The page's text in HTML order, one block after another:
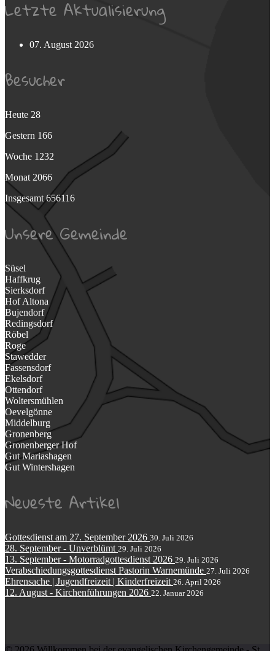
Letzte Aktualisierung
07. August 2026
Besucher
Heute 28
Gestern 166
Woche 1232
Monat 2066
Insgesamt656116
Unsere Gemeinde
Süsel
Haffkrug
Sierksdorf
Hof Altona
Bujendorf
Redingsdorf
Röbel
Roge
Stawedder
Fassensdorf
Ekelsdorf
Ottendorf
Woltersmühlen
Oevelgönne
Middelburg
Gronenberg
Gronenberger Hof
Gut Mariashagen
Gut Wintershagen
Neueste Artikel
Gottesdienst am 27. September 2026 30. Juli 2026
28. September - Unverblümt 29. Juli 2026
13. September - Motorradgottesdienst 2026 29. Juli 2026
Verabschiedungsgottesdienst Pastorin Warnemünde 27. Juli 2026
Ehrensache | Jugendfreizeit | Kinderfreizeit 26. April 2026
12. August - Kirchenführungen 2026 22. Januar 2026